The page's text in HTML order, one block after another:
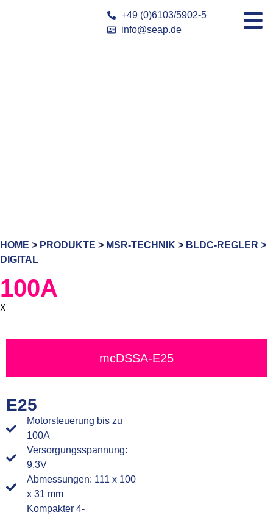
+49 (0)6103/5902-5
info@seap.de
HOME > PRODUKTE > MSR-TECHNIK > BLDC-REGLER >
DIGITAL
100A
X
mcDSSA-E25
E25
Motorsteuerung bis zu
100A
Versorgungsspannung:
9,3V
Abmessungen: 111 x 100
x 31 mm
Kompakter 4-